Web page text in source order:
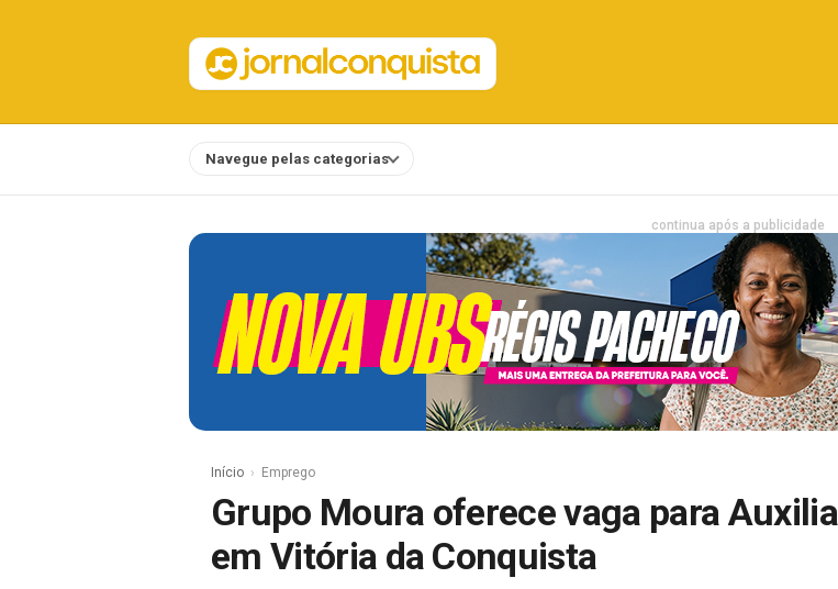
Navegue pelas categorias
continua após a publicidade
Início Emprego
Grupo Moura oferece vaga para
em Vitória da Conquista